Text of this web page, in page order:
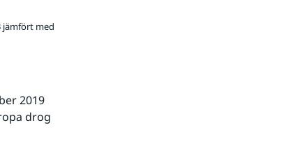
jämfört med
2019
drog